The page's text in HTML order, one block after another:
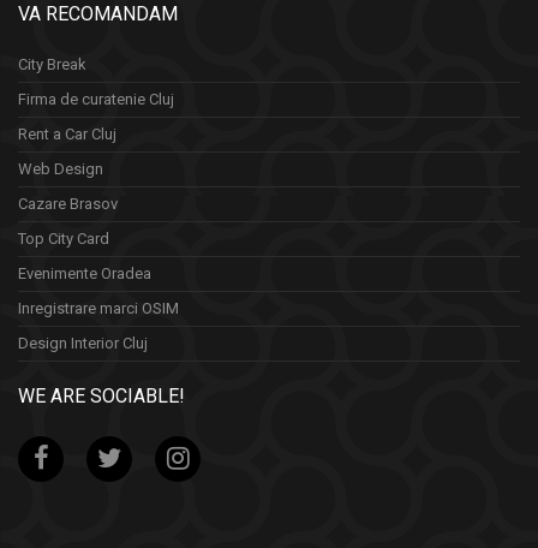
VA RECOMANDAM
City Break
Firma de curatenie Cluj
Rent a Car Cluj
Web Design
Cazare Brasov
Top City Card
Evenimente Oradea
Inregistrare marci OSIM
Design Interior Cluj
WE ARE SOCIABLE!